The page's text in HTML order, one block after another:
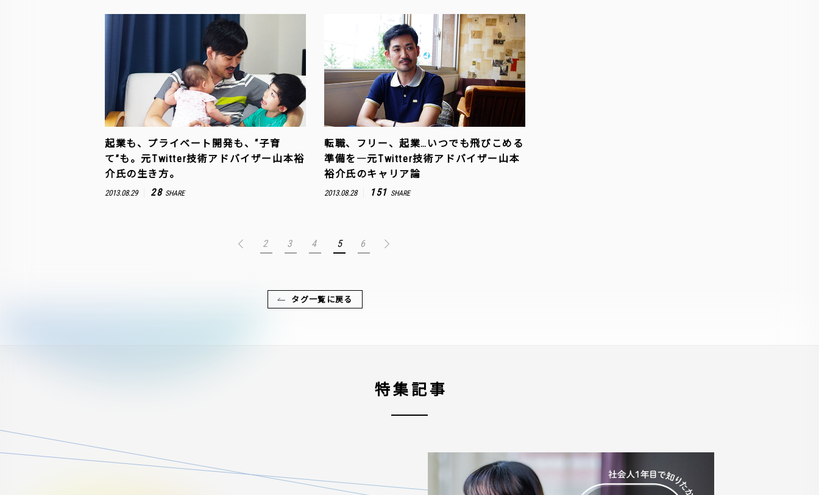
起業も、プライベート開発も、“子育
て”も。元Twitter技術アドバイザー山本裕
介氏の生き方。
2013.08.29 28 SHARE
転職、フリー、起業…いつでも飛びこめる
準備を―元Twitter技術アドバイザー山本
裕介氏のキャリア論
2013.08.28 151 SHARE
2 3 4 5 6
タグ一覧に戻る
特集記事